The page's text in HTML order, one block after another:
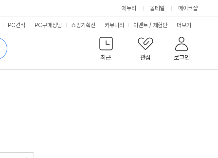
에누리 몰테일 메이크샵
최근
관심 로그인
PC견적 PC구매상담 쇼핑기획전 커뮤니티 이벤트 / 체험단 서
비
스
더보기